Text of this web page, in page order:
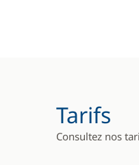
Tarifs
Consultez nos